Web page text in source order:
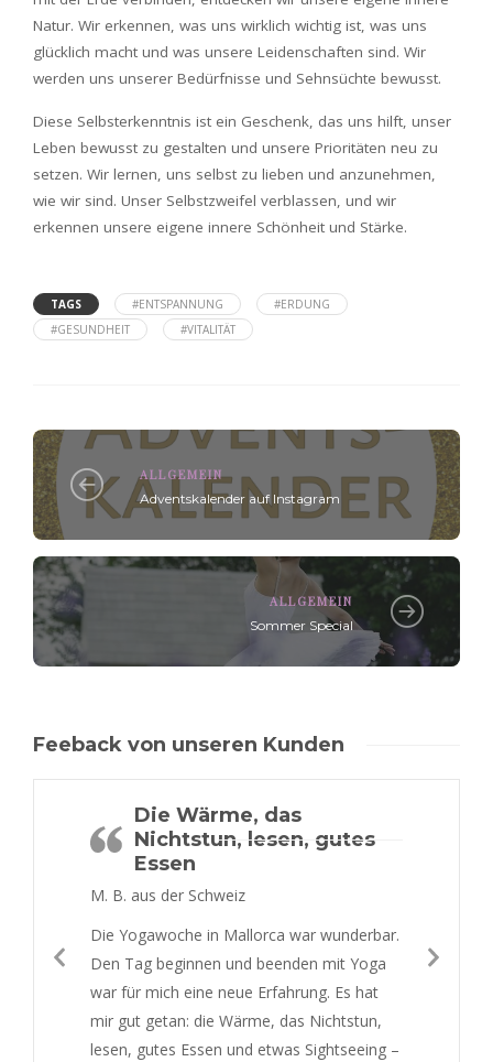
Natur. Wir erkennen, was uns wirklich wichtig ist, was uns
glücklich macht und was unsere Leidenschaften sind. Wir
werden uns unserer Bedürfnisse und Sehnsüchte bewusst.
Diese Selbsterkenntnis ist ein Geschenk, das uns hilft, unser
Leben bewusst zu gestalten und unsere Prioritäten neu zu
setzen. Wir lernen, uns selbst zu lieben und anzunehmen,
wie wir sind. Unser Selbstzweifel verblassen, und wir
erkennen unsere eigene innere Schönheit und Stärke.
TAGS #ENTSPANNUNG
#ERDUNG
#GESUNDHEIT
#VITALITÄT
ALLGEMEIN
Adventskalender auf Instagram
ALLGEMEIN
Sommer Special
Feeback von unseren Kunden
Die Wärme, das
Nichtstun, lesen, gutes
Essen
M. B. aus der Schweiz
Die Yogawoche in Mallorca war wunderbar.
Den Tag beginnen und beenden mit Yoga
war für mich eine neue Erfahrung. Es hat
mir gut getan: die Wärme, das Nichtstun,
lesen, gutes Essen und etwas Sightseeing –